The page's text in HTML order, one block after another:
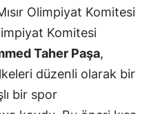
Olimpiyat Komitesi
Komitesi
Taher Paşa,
düzenli olarak bir
bir spor